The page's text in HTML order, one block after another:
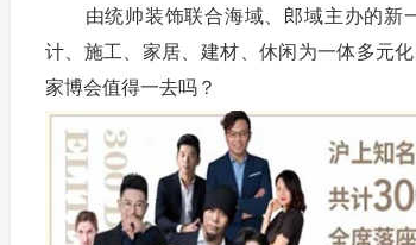
由统帅装饰联合海域、郎域主办的新
计、施工、家居、建材、休闲为一体多元
家博会值得一去吗？